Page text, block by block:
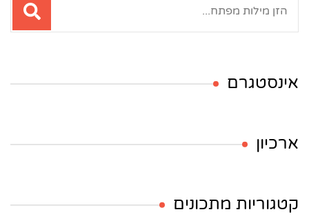
אינסטגרם
ארכיון
קטגוריות מתכונים